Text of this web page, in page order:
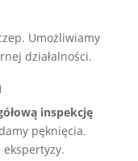
Umożliwiamy
działalności.
inspekcję
pęknięcia.
ekspertyzy.